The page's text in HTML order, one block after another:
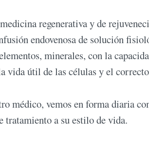
regenerativa y de
endovenosa de solución
minerales, con la
vida útil de las células y el
médico, vemos en forma diaria
tratamiento a su estilo de vida.